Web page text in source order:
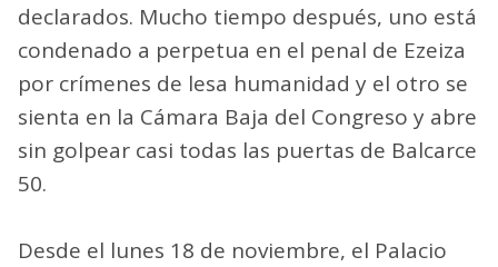
declarados. Mucho tiempo después, uno está
condenado a perpetua en el penal de Ezeiza
por crímenes de lesa humanidad y el otro se
sienta en la Cámara Baja del Congreso y abre
sin golpear casi todas las puertas de Balcarce
50.
Desde el lunes 18 de noviembre, el Palacio